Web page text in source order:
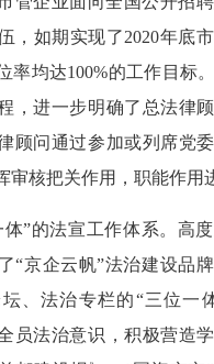
，如期实现了2020年底
率均达100%的工作目标
，进一步明确了总法律
顾问通过参加或列席党委
审核把关作用，职能作用
体”的法宣工作体系。高
“京企云帆”法治建设品
、法治专栏的“三位一
员法治意识，积极营造